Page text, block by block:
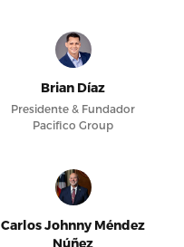
Brian Díaz
Presidente & Fundador
Pacifico Group
Carlos Johnny Méndez
Núñez